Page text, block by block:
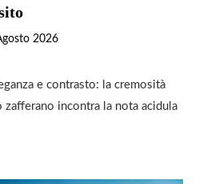
2026
e contrasto: la cremosità
incontra la nota acidula